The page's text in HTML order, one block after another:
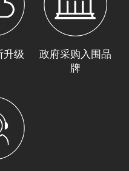
升级
政府采购入围品
牌